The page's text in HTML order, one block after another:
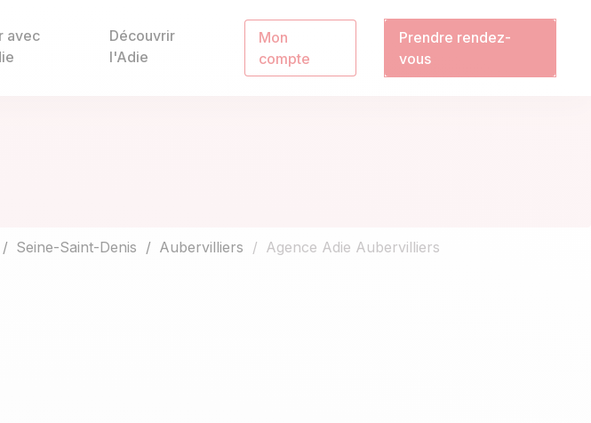
avec
Découvrir
l'Adie
Mon
compte
Prendre rendez-
vous
Seine-Saint-Denis Aubervilliers Agence Adie Aubervilliers